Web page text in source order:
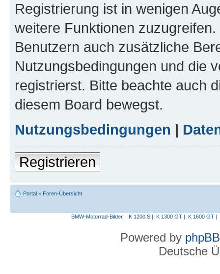
Registrierung ist in wenigen
weitere Funktionen
Benutzern auch zusätzliche
Nutzungsbedingungen und die
registrierst. Bitte beachte auch
diesem Board bewegst.
Nutzungsbedingungen |
Registrieren
Portal » Foren-Übersicht
BMW-Motorrad-Bilder| K 1200 S| K 1300 GT| K 1600 GT|
Powered by phpBB
Deutsche